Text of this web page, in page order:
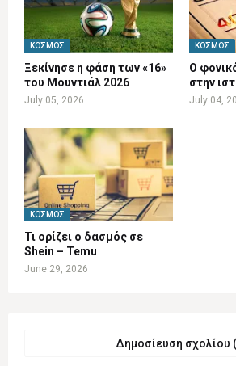
ΚΌΣΜΟΣ
Ξεκίνησε η φάση των «16»
του Μουντιάλ 2026
July 05, 2026
ΚΌΣΜΟΣ
Ο
στην
July 04,
ΚΌΣΜΟΣ
Τι ορίζει ο δασμός σε
Shein – Temu
June 29, 2026
Δημοσίευση σχολίου